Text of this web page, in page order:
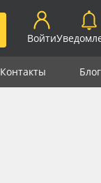
Войти
Контакты Блог